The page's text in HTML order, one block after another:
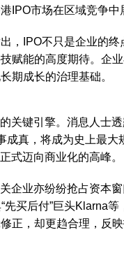
IPO市场在区域竞争
，IPO不只是企业的
赋能的高度期待。企
期成长的治理基础。
关键引擎。消息人士
成真，将成为史上最
式迈向商业化的高峰。
企业亦纷纷抢占资本
先买后付”巨头Klarna
正，却更趋合理，反